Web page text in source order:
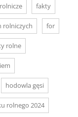
fakty
rolniczych for
rolne
hodowla gęsi
rolnego 2024